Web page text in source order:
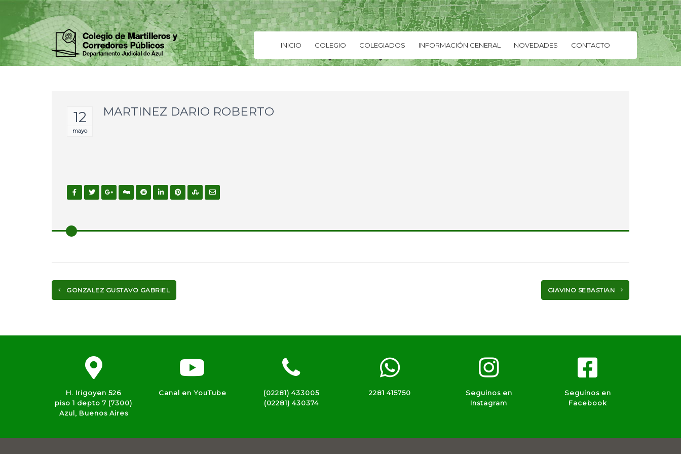
INICIO COLEGIO COLEGIADOS INFORMACIÓN GENERAL NOVEDADES CONTACTO
12
mayo
MARTINEZ DARIO ROBERTO
GONZALEZ GUSTAVO GABRIEL GIAVINO SEBASTIAN
H. Irigoyen 526
piso 1 depto 7 (7300)
Azul, Buenos Aires
Canal en YouTube
(02281) 433005
(02281) 430374
2281 415750
Seguinos en
Instagram
Seguinos en
Facebook